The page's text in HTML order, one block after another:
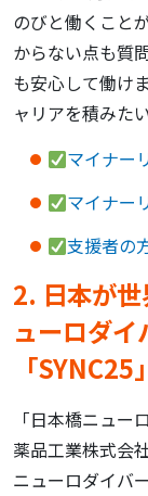
のびと働くこと
からない点も質
も安心して働け
ャリアを積みた
マイナー
マイナー
支援者の
2. 日本が
ューロダイ
「SYNC25」
「日本橋ニュ
薬品工業株式会
ニューロダイバ